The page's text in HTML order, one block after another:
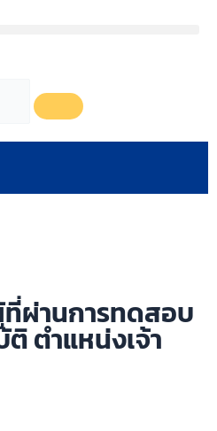
ผ่านการทดสอบ
ตำแหน่งเจ้า